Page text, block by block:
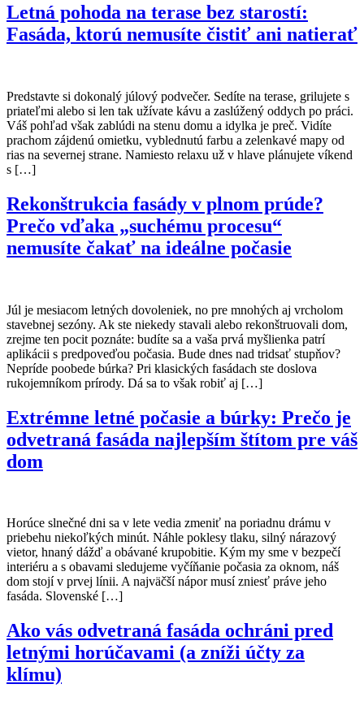
Letná pohoda na terase bez starostí:
Fasáda, ktorú nemusíte čistiť ani natierať
Predstavte si dokonalý júlový podvečer. Sedíte na terase, grilujete s
priateľmi alebo si len tak užívate kávu a zaslúžený oddych po práci.
Váš pohľad však zablúdi na stenu domu a idylka je preč. Vidíte
prachom zájdenú omietku, vyblednutú farbu a zelenkavé mapy od
rias na severnej strane. Namiesto relaxu už v hlave plánujete víkend
s […]
Rekonštrukcia fasády v plnom prúde?
Prečo vďaka „suchému procesu“
nemusíte čakať na ideálne počasie
Júl je mesiacom letných dovoleniek, no pre mnohých aj vrcholom
stavebnej sezóny. Ak ste niekedy stavali alebo rekonštruovali dom,
zrejme ten pocit poznáte: budíte sa a vaša prvá myšlienka patrí
aplikácii s predpoveďou počasia. Bude dnes nad tridsať stupňov?
Nepríde poobede búrka? Pri klasických fasádach ste doslova
rukojemníkom prírody. Dá sa to však robiť aj […]
Extrémne letné počasie a búrky: Prečo je
odvetraná fasáda najlepším štítom pre váš
dom
Horúce slnečné dni sa v lete vedia zmeniť na poriadnu drámu v
priebehu niekoľkých minút. Náhle poklesy tlaku, silný nárazový
vietor, hnaný dážď a obávané krupobitie. Kým my sme v bezpečí
interiéru a s obavami sledujeme vyčíňanie počasia za oknom, náš
dom stojí v prvej línii. A najväčší nápor musí zniesť práve jeho
fasáda. Slovenské […]
Ako vás odvetraná fasáda ochráni pred
letnými horúčavami (a zníži účty za
klímu)